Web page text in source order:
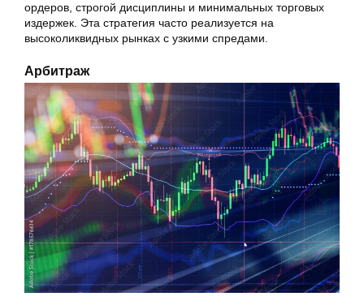
ордеров, строгой дисциплины и минимальных торговых
издержек. Эта стратегия часто реализуется на
высоколиквидных рынках с узкими спредами.
Арбитраж